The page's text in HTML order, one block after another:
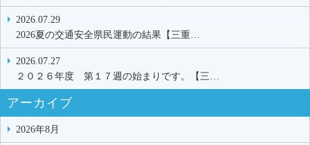
2026.07.29
2026夏の交通安全県民運動の結果【三重…
2026.07.27
２０２６年度 第１７週の始まりです。【三…
アーカイブ
2026年8月